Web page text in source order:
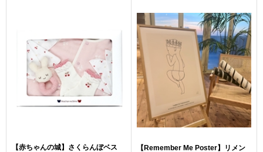
【赤ちゃんの城】さくらんぼベス 【Remember Me Poster】リメン